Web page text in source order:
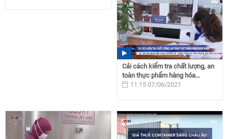
Cải cách kiểm tra chất lượng, an
toàn thực phẩm hàng hóa...
11:15 07/06/2021